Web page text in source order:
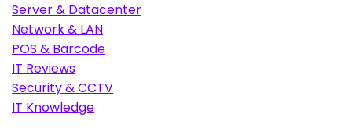
Server & Datacenter
Network & LAN
POS & Barcode
IT Reviews
Security & CCTV
IT Knowledge